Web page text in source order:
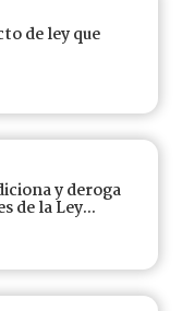
de ley que
y deroga
de la Ley...